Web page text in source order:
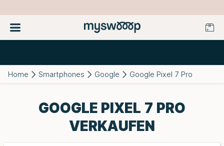
Home Smartphones Google Google Pixel 7 Pro
GOOGLE PIXEL 7 PRO
VERKAUFEN